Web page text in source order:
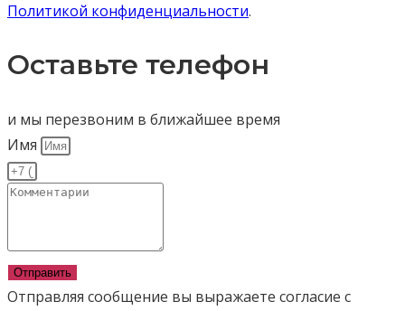
Политикой конфиденциальности.
Оставьте телефон
и мы перезвоним в ближайшее время
Имя
Отправить
Отправляя сообщение вы выражаете согласие с